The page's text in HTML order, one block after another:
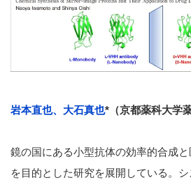
岩本直也、大石真也*（京都薬科大学
鏡の国にある小型抗体の効率的合成
を目的とした研究を展開している。